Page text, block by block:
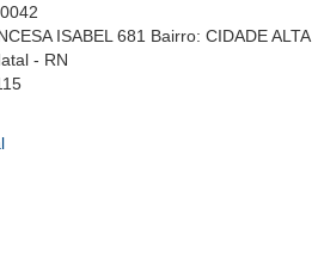
ISABEL 681 Bairro: CIDADE ALTA
- RN